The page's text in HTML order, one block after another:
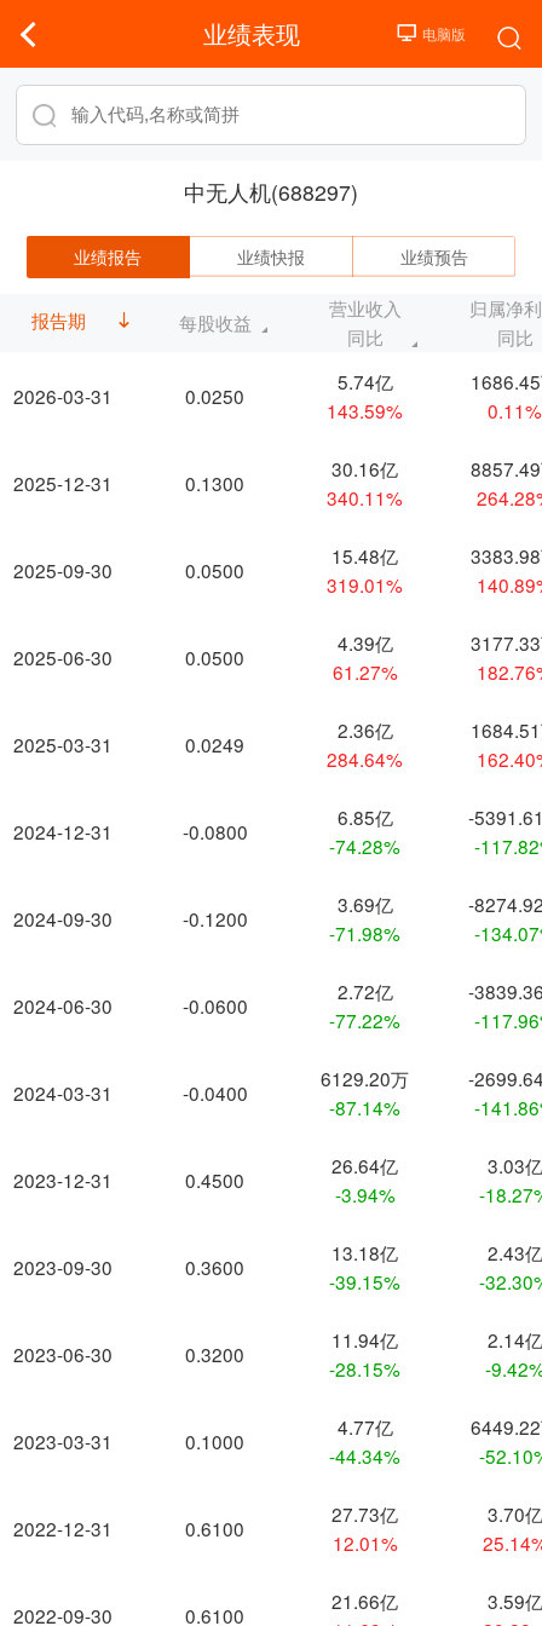
业绩表现
中无人机(688297)
业绩报告 业绩快报 业绩预告
报告期
2026-03-31
2025-12-31
2025-09-30
2025-06-30
2025-03-31
2024-12-31
2024-09-30
2024-06-30
2024-03-31
2023-12-31
2023-09-30
2023-06-30
2023-03-31
2022-12-31
2022-09-30
每股收益
营业收入
同比
归属净
同比
0.0250
5.74亿
143.59%
0.11%
0.1300
30.16亿
340.11%
0.0500
15.48亿
319.01%
0.0500
4.39亿
61.27%
0.0249
2.36亿
284.64%
-0.0800
6.85亿
-74.28%
-
-
-0.1200
3.69亿
-71.98%
-
-
-0.0600
2.72亿
-77.22%
-
-
-0.0400
6129.20万
-87.14%
-
-
0.4500
26.64亿
-3.94%
3.03亿
-
0.3600
13.18亿
-39.15%
2.43亿
-
0.3200
11.94亿
-28.15%
2.14亿
-
0.1000
4.77亿
-44.34%
-
0.6100
27.73亿
12.01%
3.70亿
0.6100
21.66亿
3.59亿